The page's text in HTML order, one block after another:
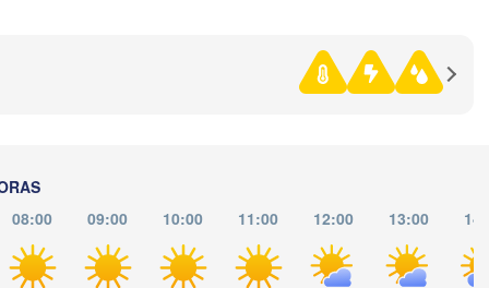
08:00 09:00 10:00 11:00 12:00 13:00
Roma
Banja Luka
ITALIA